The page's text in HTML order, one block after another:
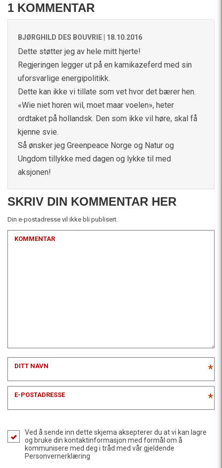
1 KOMMENTAR
BJØRGHILD DES BOUVRIE | 18.10.2016
Dette støtter jeg av hele mitt hjerte!
Regjeringen legger ut på en kamikazeferd med sin
uforsvarlige energipolitikk.
Dette kan ikke vi tillate som vet hvor det bærer hen.
«Wie niet horen wil, moet maar voelen», heter
ordtaket på hollandsk. Den som ikke vil høre, skal få
kjenne svie.
Så ønsker jeg Greenpeace Norge og Natur og
Ungdom tillykke med dagen og lykke til med
aksjonen!
SKRIV DIN KOMMENTAR HER
Din e-postadresse vil ikke bli publisert.
KOMMENTAR
DITT NAVN *
E-POSTADRESSE *
Ved å sende inn dette skjema aksepterer du at vi kan lagre
og bruke din kontaktinformasjon med formål om å
kommunisere med deg i tråd med vår gjeldende
Personvernerklæring